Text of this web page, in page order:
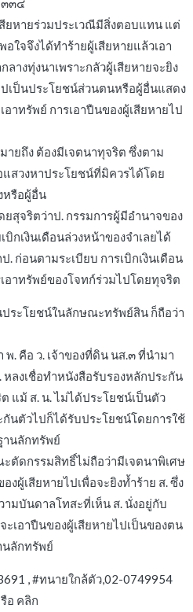
๓๓๔
ยหายร่วมประเวณีมีสิ่งตอบแทน แต่
ใจจึงได้ทำร้ายผู้เสียหายแล้วเอา
างทุ่งนาเพราะกลัวผู้เสียหายจะยิง
ปเป็นประโยชน์ส่วนตนหรือผู้อื่นแสดง
อาทรัพย์ การเอาปืนของผู้เสียหายไป
ายถึง ต้องมีเจตนาทุจริต ซึ่งตาม
แสวงหาประโยชน์ที่มิควรได้โดย
หรือผู้อื่น
สุจริตว่าป. กรรมการผู้มีอำนาจของ
กเงินเดือนล่วงหน้าของจำเลยได้
ก่อนตามระเบียบ การเบิกเงินเดือน
อาทรัพย์ของโจทก์ร่วมไปโดยทุจริต
ระโยชน์ในลักษณะทรัพย์สิน ก็ถือว่า
. คือ ว. เจ้าของที่ดิน นส.๓ ที่นำมา
ลงเชื่อทำหนังสือรับรองหลักประกัน
แม้ ส. น. ไม่ได้ประโยชน์เป็นตัว
กันตัวไปก็ได้รับประโยชน์โดยการใช้
านลักทรัพย์
ตัดกรรมสิทธิ์ไม่ถือว่ามีเจตนาพิเศษ
ผู้เสียหายไปเพื่อจะยิงท้ำร้าย ส. ซึ่ง
มบันดาลโทสะที่เห็น ส. นั่งอยู่กับ
ะเอาปืนของผู้เสียหายไปเป็นของตน
นลักทรัพย์
, #ทนายใกล้ตัว,02-0749954
อ คลิก